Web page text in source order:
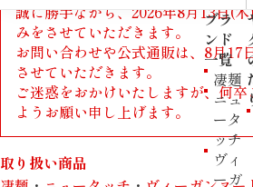
ブラ
ンド
一覧
凄麺
ニュ
ータ
ッチ
ヴィ
ーガ
誠に勝手ながら、2026年8月13日(
みをさせていただきます。
お問い合わせや公式通販は、8月17
させていただきます。
ご迷惑をおかけいたしますが、何
ようお願い申し上げます。
取り扱い商品